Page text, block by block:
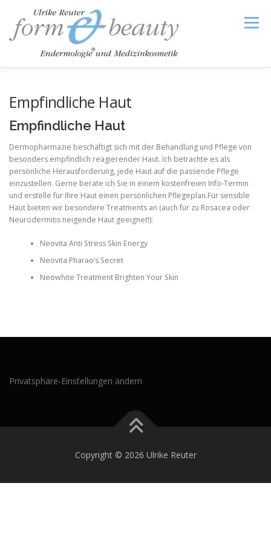
springen
Menü
HOME TREATMENTS
FAQ CELLULITE TERMIN
Empfindliche Haut
Empfindliche Haut
Dermopharmazie beschäftigt sich mit der Behandlung und Pflege von
besonders empfindlich reagierender Haut. Ich betrachte es als
persönliche Herausforderung, jede Haut auf die passende Pflege
einzustellen. Gerne berate ich Sie in einem kostenfreien Info-Termin
und erstelle für Ihre Haut einen persönlichen Pflegeplan.Für sensible
Haut bieten wir besondere Treatments an (auch für zu Rosacea oder
Neurodermitis neigende Haut geeignet!):
Neovita Anti Stress Skin Energy
Neovita Pharao’s Secret
Neowhite Treatment Brighten Your Skin
Privatsphäre-Einstellungen ändern
Copyright © 2026 Ulrike Reuter